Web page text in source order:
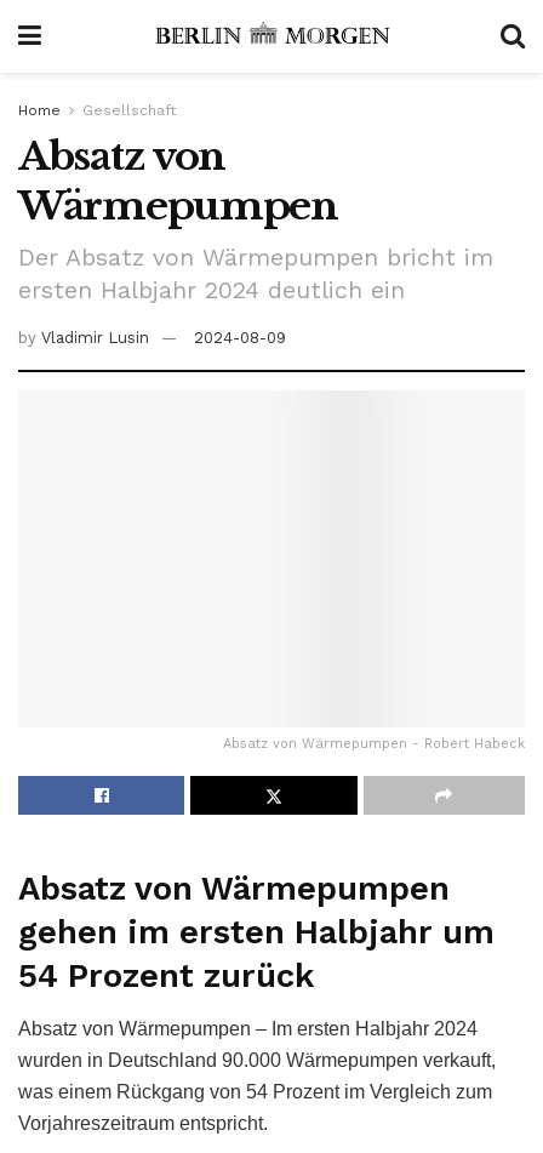
Home Gesellschaft
Absatz von
Wärmepumpen
Der Absatz von Wärmepumpen bricht im
ersten Halbjahr 2024 deutlich ein
by Vladimir Lusin 2024-08-09
Absatz von Wärmepumpen - Robert Habeck
Absatz von Wärmepumpen
gehen im ersten Halbjahr um
54 Prozent zurück
Absatz von Wärmepumpen – Im ersten Halbjahr 2024
wurden in Deutschland 90.000 Wärmepumpen verkauft,
was einem Rückgang von 54 Prozent im Vergleich zum
Vorjahreszeitraum entspricht.